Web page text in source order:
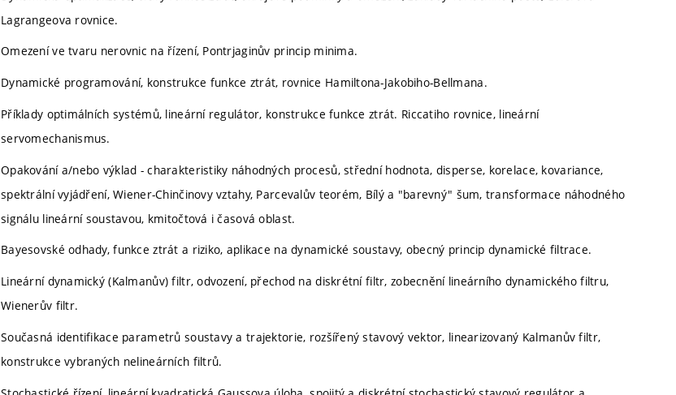
Lagrangeova rovnice.
Omezení ve tvaru nerovnic na řízení, Pontrjaginův princip minima.
Dynamické programování, konstrukce funkce ztrát, rovnice Hamiltona-Jakobiho-Bellmana.
Příklady optimálních systémů, lineární regulátor, konstrukce funkce ztrát. Riccatiho rovnice, lineární
servomechanismus.
Opakování a/nebo výklad - charakteristiky náhodných procesů, střední hodnota, disperse, korelace, kovariance,
spektrální vyjádření, Wiener-Chinčinovy vztahy, Parcevalův teorém, Bílý a "barevný" šum, transformace náhodného
signálu lineární soustavou, kmitočtová i časová oblast.
Bayesovské odhady, funkce ztrát a riziko, aplikace na dynamické soustavy, obecný princip dynamické filtrace.
Lineární dynamický (Kalmanův) filtr, odvození, přechod na diskrétní filtr, zobecnění lineárního dynamického filtru,
Wienerův filtr.
Současná identifikace parametrů soustavy a trajektorie, rozšířený stavový vektor, linearizovaný Kalmanův filtr,
konstrukce vybraných nelineárních filtrů.